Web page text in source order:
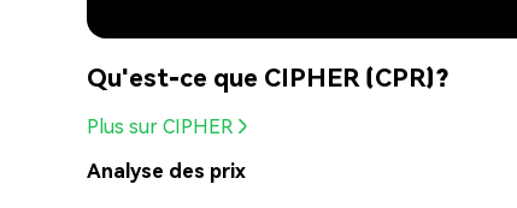
Qu'est-ce que CIPHER (CPR)?
Plus sur CIPHER
Analyse des prix